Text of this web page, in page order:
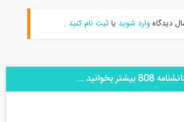
دیدگاهوارد شویدیاثبت نام کنید.
بیشتر بخوانید ...